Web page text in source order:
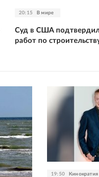
20:15 В мире
Суд в США
работ по
19:50 Кинократия